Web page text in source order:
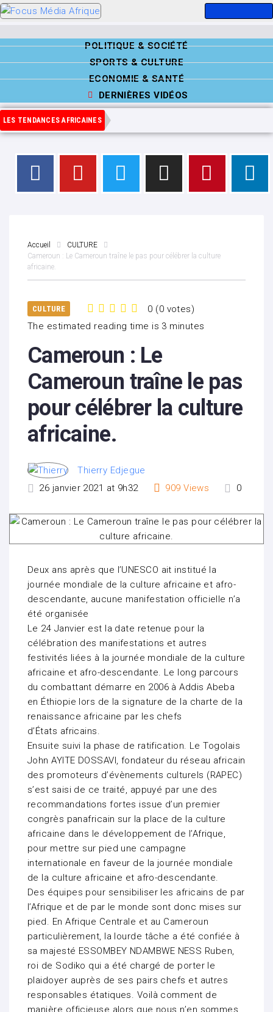
POLITIQUE & SOCIÉTÉ
SPORTS & CULTURE
ECONOMIE & SANTÉ
DERNIÈRES VIDÉOS
LES TENDANCES AFRICAINES
Accueil
CULTURE
Cameroun : Le Cameroun traîne le pas pour célébrer la culture
africaine.
CULTURE 0 (0 votes)
The estimated reading time is 3 minutes
Cameroun : Le
Cameroun traîne le pas
pour célébrer la culture
africaine.
Thierry Edjegue
26 janvier 2021 at 9h32
909 Views 0
Deux ans après que l’UNESCO ait institué la
journée mondiale de la culture africaine et afro-
descendante, aucune manifestation officielle n’a
été organisée
Le 24 Janvier est la date retenue pour la
célébration des manifestations et autres
festivités liées à la journée mondiale de la culture
africaine et afro-descendante. Le long parcours
du combattant démarre en 2006 à Addis Abeba
en Éthiopie lors de la signature de la charte de la
renaissance africaine par les chefs
d’États africains.
Ensuite suivi la phase de ratification. Le Togolais
John AYITE DOSSAVI, fondateur du réseau africain
des promoteurs d’évènements culturels (RAPEC)
s’est saisi de ce traité, appuyé par une des
recommandations fortes issue d’un premier
congrès panafricain sur la place de la culture
africaine dans le développement de l’Afrique,
pour mettre sur pied une campagne
internationale en faveur de la journée mondiale
de la culture africaine et afro-descendante.
Des équipes pour sensibiliser les africains de par
l’Afrique et de par le monde sont donc mises sur
pied. En Afrique Centrale et au Cameroun
particulièrement, la lourde tâche a été confiée à
sa majesté ESSOMBEY NDAMBWE NESS Ruben,
roi de Sodiko qui a été chargé de porter le
plaidoyer auprès de ses pairs chefs et autres
responsables étatiques. Voilà comment de
manière officieuse alors que nous n’en sommes